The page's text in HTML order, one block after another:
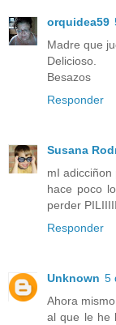
orquidea59
Madre que
Delicioso.
Besazos
Responder
Susana
mI
hace poco
perder
Responder
Unknown 5
Ahora
al que le he